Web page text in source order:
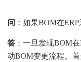
问 ：如果BOM在
答 ：一旦发现BOM
动BOM变更流程。